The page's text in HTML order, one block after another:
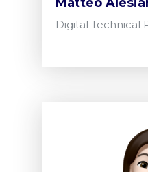
Digital Technical